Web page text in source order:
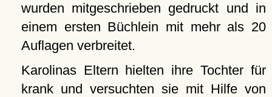
wurden mitgeschrieben gedruckt und in
einem ersten Büchlein mit mehr als 20
Auflagen verbreitet.
Karolinas Eltern hielten ihre Tochter für
krank und versuchten sie mit Hilfe von